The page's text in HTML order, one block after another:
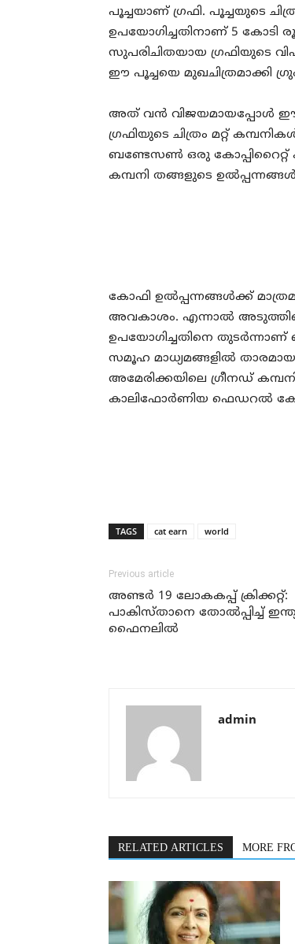
പൂച്ചയാണ് ഗ്രഫി. പൂച്ചയുടെ
ഉപയോഗിച്ചതിനാണ് 5
സുപരിചിതയായ ഗ്രഫിയുടെ
ഈ പൂച്ചയെ മുഖചിത്രമാക്കി
അത് വന്‍ വിജയമായപ്പോള്‍ ഈ
ഗ്രഫിയുടെ ചിത്രം മറ്റ്
ബണ്ടേസണ്‍ ഒരു കോപ്പിറൈറ്റ്
കമ്പനി തങ്ങളുടെ
കോഫി ഉല്‍പ്പന്നങ്ങള്‍ക്ക്
അവകാശം. എന്നാല്‍ അടുത്തിടെ
ഉപയോഗിച്ചതിനെ
സമൂഹ മാധ്യമങ്ങളില്‍ താരമായ
അമേരിക്കയിലെ ഗ്രീനഡ്
കാലിഫോര്‍ണിയ ഫെഡറല്‍
TAGS cat earn world
Previous article
അണ്ടര്‍ 19 ലോകകപ്പ് ക്രിക്കറ്റ്:
പാകിസ്താനെ തോല്‍പ്പിച്ച്
ഫൈനലില്‍
admin
RELATED ARTICLES MORE